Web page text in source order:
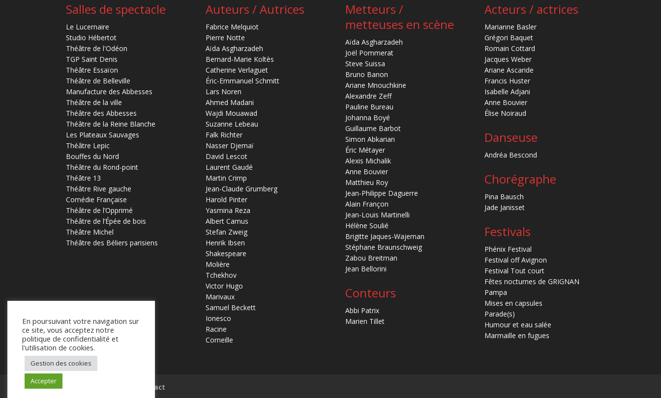
Salles de spectacle
Le Lucernaire
Studio Hébertot
Théâtre de l'Odéon
TGP Saint Denis
Théâtre Essaïon
Théâtre de Belleville
Manufacture des Abbesses
Théâtre de la ville
Théâtre des Abbesses
Théâtre de la Reine Blanche
Les Plateaux Sauvages
Théâtre Lepic
Bouffes du Nord
Théâtre du Rond-point
Théâtre 13
Théâtre Rive gauche
Comédie Française
Théâtre de l’Opprimé
Théâtre de l’Épée de bois
Théâtre Michel
Théâtre des Béliers parisiens
Auteurs / Autrices
Fabrice Melquiot
Pierre Notte
Aïda Asgharzadeh
Bernard-Marie Koltès
Catherine Verlaguet
Éric-Emmanuel Schmitt
Lars Noren
Ahmed Madani
Wajdi Mouawad
Suzanne Lebeau
Falk Richter
Nasser Djemaï
David Lescot
Laurent Gaudé
Martin Crimp
Jean-Claude Grumberg
Harold Pinter
Yasmina Reza
Albert Camus
Stefan Zweig
Henrik Ibsen
Shakespeare
Molière
Tchekhov
Victor Hugo
Marivaux
Samuel Beckett
Ionesco
Racine
Corneille
Metteurs /
metteuses en scène
Aïda Asgharzadeh
Joël Pommerat
Steve Suissa
Bruno Banon
Ariane Mnouchkine
Alexandre Zeff
Pauline Bureau
Johanna Boyé
Guillaume Barbot
Simon Abkarian
Éric Métayer
Alexis Michalik
Anne Bouvier
Matthieu Roy
Jean-Philippe Daguerre
Alain Françon
Jean-Louis Martinelli
Hélène Soulié
Brigitte Jaques-Wajeman
Stéphane Braunschweig
Zabou Breitman
Jean Bellorini
Conteurs
Abbi Patrix
Marien Tillet
Acteurs / actrices
Marianne Basler
Grégori Baquet
Romain Cottard
Jacques Weber
Ariane Ascaride
Francis Huster
Isabelle Adjani
Anne Bouvier
Élise Noiraud
Danseuse
Andréa Bescond
Chorégraphe
Pina Bausch
Jade Janisset
Festivals
Phénix Festival
Festival off Avignon
Festival Tout court
Fêtes nocturnes de GRIGNAN
Pampa
Mises en capsules
Parade(s)
Humour et eau salée
Marmaille en fugues
Contact
En poursuivant votre navigation sur
ce site, vous acceptez notre
politique de confidentialité et
l'utilisation de cookies.
Gestion des cookies
Accepter